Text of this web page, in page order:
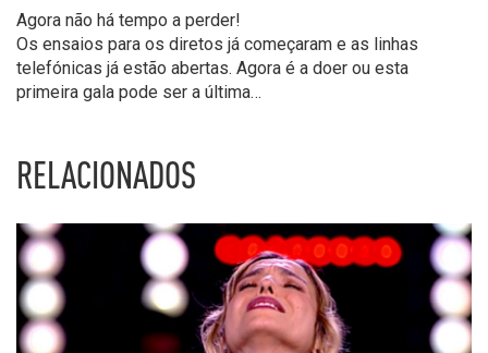
Agora não há tempo a perder!
Os ensaios para os diretos já começaram e as linhas
telefónicas já estão abertas. Agora é a doer ou esta
primeira gala pode ser a última…
RELACIONADOS